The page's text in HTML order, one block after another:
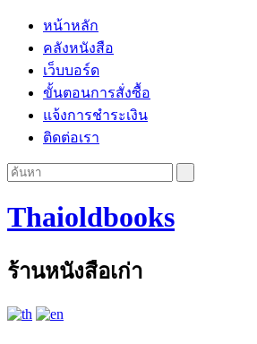
หน้าหลัก
คลังหนังสือ
เว็บบอร์ด
ขั้นตอนการสั่งซื้อ
แจ้งการชำระเงิน
ติดต่อเรา
Thaioldbooks
ร้านหนังสือเก่า